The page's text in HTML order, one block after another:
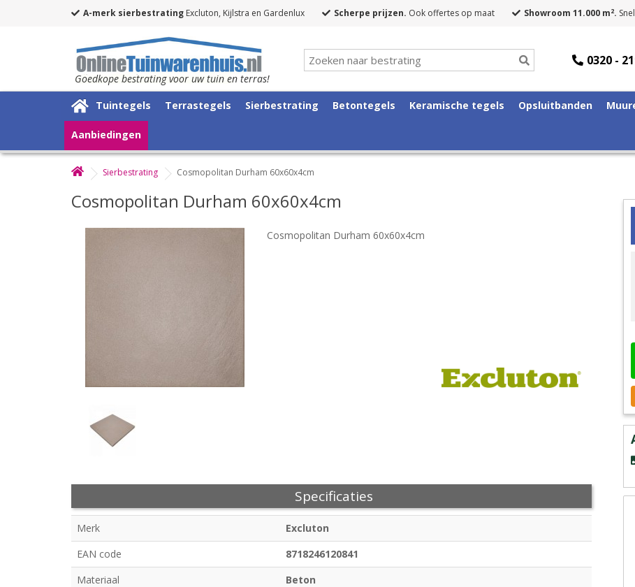
A-merk sierbestrating Excluton, Kijlstra en Gardenlux Scherpe prijzen. Ook offertes op maat Showroom 11.000 m2.
Goedkope bestrating voor uw tuin en terras!
0320 -
Tuintegels Terrastegels Sierbestrating Betontegels Keramische tegels Opsluitbanden
Aanbiedingen
Sierbestrating Cosmopolitan Durham 60x60x4cm
Cosmopolitan Durham 60x60x4cm
Cosmopolitan Durham 60x60x4cm
Specificaties
Merk
Excluton
EAN code
8718246120841
Materiaal
Beton